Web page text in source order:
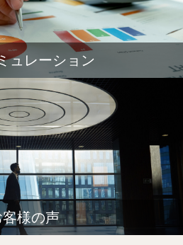
ュレーション
客様の声